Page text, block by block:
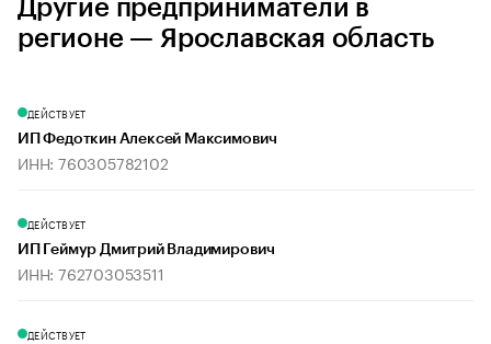
Другие предприниматели в
регионе — Ярославская область
ДЕЙСТВУЕТ
ИП Федоткин Алексей Максимович
ИНН: 760305782102
ДЕЙСТВУЕТ
ИП Геймур Дмитрий Владимирович
ИНН: 762703053511
ДЕЙСТВУЕТ